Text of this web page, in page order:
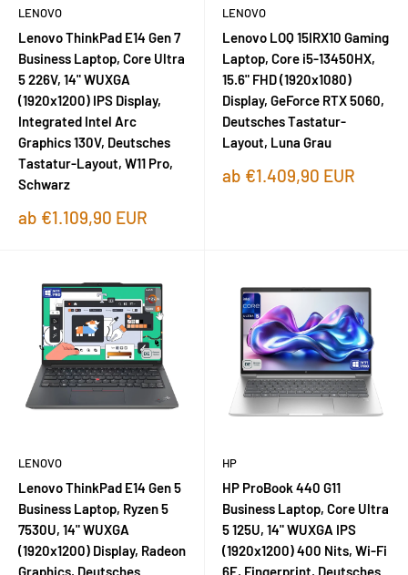
LENOVO
Lenovo ThinkPad E14 Gen 7
Business Laptop, Core Ultra
5 226V, 14" WUXGA
(1920x1200) IPS Display,
Integrated Intel Arc
Graphics 130V, Deutsches
Tastatur-Layout, W11 Pro,
Schwarz
Sonderpreis
ab €1.109,90 EUR
LENOVO
Lenovo LOQ 15IRX10 Gaming
Laptop, Core i5-13450HX,
15.6" FHD (1920x1080)
Display, GeForce RTX 5060,
Deutsches Tastatur-
Layout, Luna Grau
Sonderpreis
ab €1.409,90 EUR
LENOVO
Lenovo ThinkPad E14 Gen 5
Business Laptop, Ryzen 5
7530U, 14" WUXGA
(1920x1200) Display, Radeon
Graphics, Deutsches
HP
HP ProBook 440 G11
Business Laptop, Core Ultra
5 125U, 14" WUXGA IPS
(1920x1200) 400 Nits, Wi-Fi
6E, Fingerprint, Deutsches